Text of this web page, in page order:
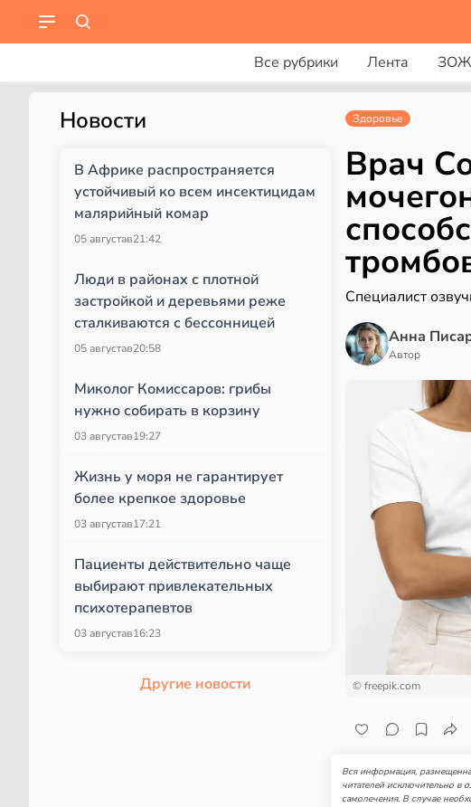
Все рубрики Лента ЗОЖ
Новости
В Африке распространяется
устойчивый ко всем инсектицидам
малярийный комар
05 августав21:42
Люди в районах с плотной
застройкой и деревьями реже
сталкиваются с бессонницей
05 августав20:58
Миколог Комиссаров: грибы
нужно собирать в корзину
03 августав19:27
Жизнь у моря не гарантирует
более крепкое здоровье
03 августав17:21
Пациенты действительно чаще
выбирают привлекательных
психотерапевтов
03 августав16:23
Другие новости
Здоровье
Врач
Специалист
Анна
Автор
© freepik.com
Вся информация,
читателей исключительно в
самолечения. В случае